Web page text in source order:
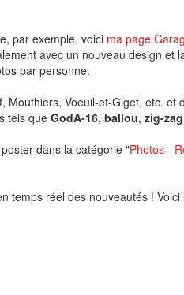
par exemple, voici ma page
avec un nouveau design et
par personne.
Voeuil-et-Giget, etc. et
tels que GodA-16, ballou, zig-zag
dans la catégorie "Photos -
temps réel des nouveautés !